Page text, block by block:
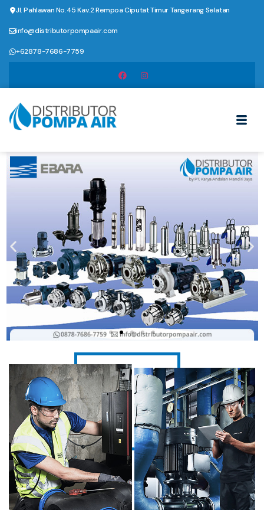
Jl. Pahlawan No.45 Kav.2 Rempoa Ciputat Timur Tangerang Selatan
info@distributorpompaair.com
+62878-7686-7759